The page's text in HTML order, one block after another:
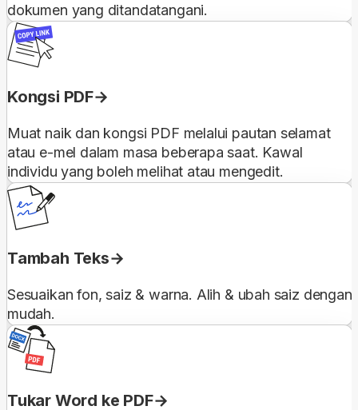
dokumen yang ditandatangani.
Kongsi PDF
Muat naik dan kongsi PDF melalui pautan selamat
atau e-mel dalam masa beberapa saat. Kawal
individu yang boleh melihat atau mengedit.
Tambah Teks
Sesuaikan fon, saiz & warna. Alih & ubah saiz dengan
mudah.
Tukar Word ke PDF